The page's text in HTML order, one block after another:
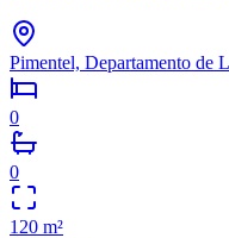
Pimentel, Departamento de
0
0
120 m²